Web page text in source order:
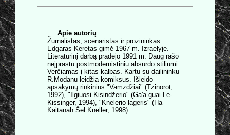
Apie autorių
Žurnalistas, scenaristas ir prozininkas
Edgaras Keretas gimė 1967 m. Izraelyje.
Literatūrinį darbą pradėjo 1991 m. Daug rašo
neįprastu postmodernistiniu absurdo stiliumi.
Verčiamas į kitas kalbas. Kartu su dailininku
R.Modanu leidžia komiksus. Išleido
apsakymų rinkinius "Vamzdžiai" (Tzinorot,
1992), "Ilgiuosi Kisindžerio" (Ga'a guai Le-
Kissinger, 1994), "Knelerio lageris" (Ha-
Kaitanah Šel Kneller, 1998)